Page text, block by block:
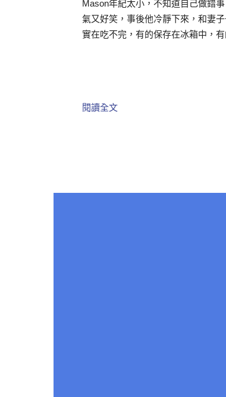
Mason年紀太小，不知道自己做錯
氣又好笑，事後他冷靜下來，和妻
實在吃不完，有的保存在冰箱中，
閱讀全文